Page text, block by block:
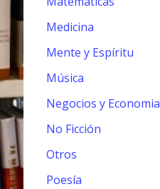
Medicina
Mente y Espíritu
Música
Negocios y Economia
No Ficción
Otros
Poesía